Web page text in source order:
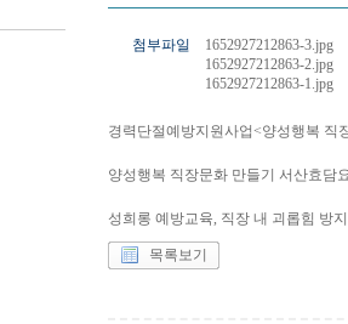
첨부파일
1652927212863-3.jpg
1652927212863-2.jpg
1652927212863-1.jpg
경력단절예방지원사업<양성행복 직
양성행복 직장문화 만들기 서산효담
성희롱 예방교육, 직장 내 괴롭힘 방
목록보기